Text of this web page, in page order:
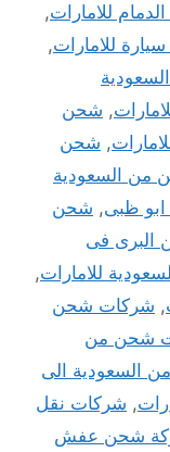
للامارات,
للامارات,
, شحن
, شحن
من السعودية
ظبى, شحن
البرى فى
للامارات,
, شركات شحن
شحن من
السعودية الى
, شركات نقل
شحن عفش